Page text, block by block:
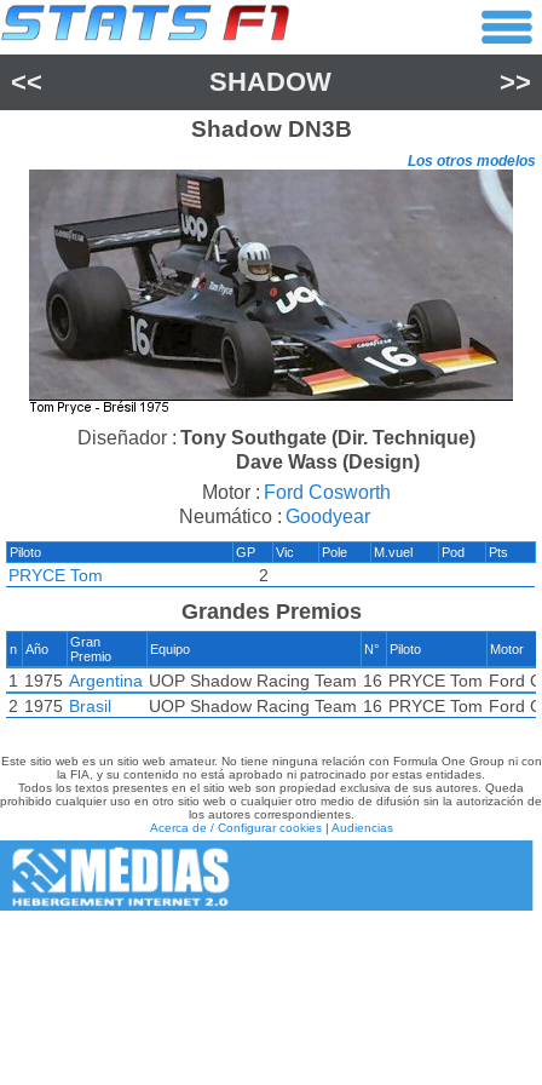
<< SHADOW >>
ShadowDN3B
Los otros modelos
Diseñador : Tony Southgate (Dir. Technique)
Dave Wass (Design)
Motor : Ford Cosworth
Neumático : Goodyear
Piloto GP Vic Pole M.vuel Pod Pts
PRYCE Tom 2
Grandes Premios
n Año
Gran
Premio
Equipo N° Piloto Motor
1 1975 Argentina UOP Shadow Racing Team 16 PRYCE Tom Ford
2 1975 Brasil UOP Shadow Racing Team 16 PRYCE Tom Ford
Este sitio web es un sitio web amateur. No tiene ninguna relación con Formula One Group ni con
la FIA, y su contenido no está aprobado ni patrocinado por estas entidades.
Todos los textos presentes en el sitio web son propiedad exclusiva de sus autores. Queda
prohibido cualquier uso en otro sitio web o cualquier otro medio de difusión sin la autorización de
los autores correspondientes.
Acerca de / Configurar cookies| Audiencias